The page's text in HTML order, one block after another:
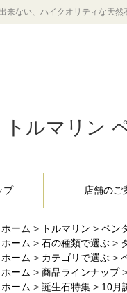
来ない、ハイクオリティな天然
トルマリン
プ 店舗のご
ホーム > トルマリン > ペン
ホーム > 石の種類で選ぶ >
ホーム > カテゴリで選ぶ >
ホーム > 商品ラインナップ >
ホーム > 誕生石特集 > 10月